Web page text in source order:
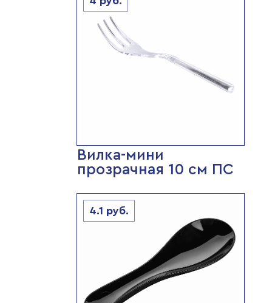
Вилка-мини
прозрачная 10 см ПС
4.1 руб.